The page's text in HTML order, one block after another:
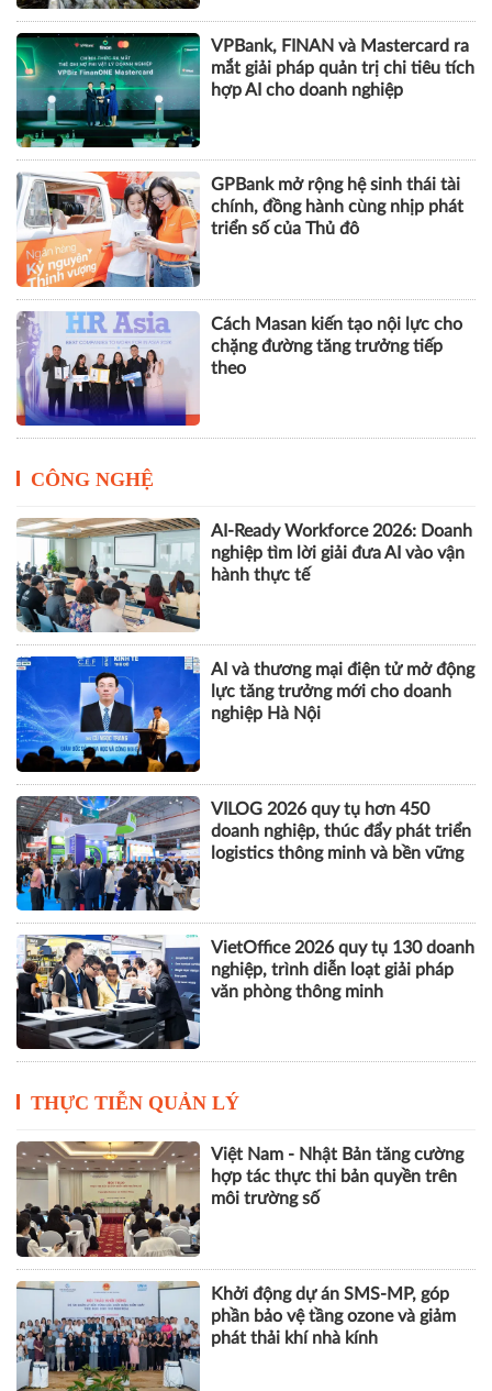
VPBank, FINAN và Mastercard ra
mắt giải pháp quản trị chi tiêu tích
hợp AI cho doanh nghiệp
GPBank mở rộng hệ sinh thái tài
chính, đồng hành cùng nhịp phát
triển số của Thủ đô
Cách Masan kiến tạo nội lực cho
chặng đường tăng trưởng tiếp
theo
CÔNG NGHỆ
AI-Ready Workforce 2026: Doanh
nghiệp tìm lời giải đưa AI vào vận
hành thực tế
AI và thương mại điện tử mở động
lực tăng trưởng mới cho doanh
nghiệp Hà Nội
VILOG 2026 quy tụ hơn 450
doanh nghiệp, thúc đẩy phát triển
logistics thông minh và bền vững
VietOffice 2026 quy tụ 130 doanh
nghiệp, trình diễn loạt giải pháp
văn phòng thông minh
THỰC TIỄN QUẢN LÝ
Việt Nam - Nhật Bản tăng cường
hợp tác thực thi bản quyền trên
môi trường số
Khởi động dự án SMS-MP, góp
phần bảo vệ tầng ozone và giảm
phát thải khí nhà kính